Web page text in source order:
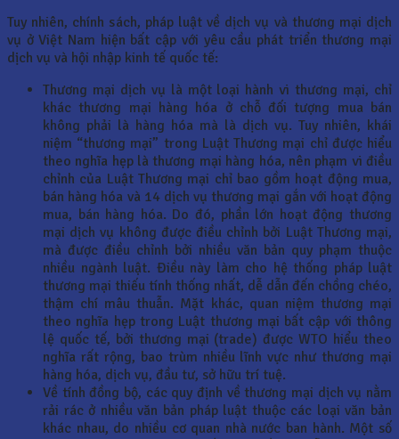
Tuy nhiên, chính sách, pháp luật về dịch vụ và thương mại dịch
vụ ở Việt Nam hiện bất cập với yêu cầu phát triển thương mại
dịch vụ và hội nhập kinh tế quốc tế:
Thương mại dịch vụ là một loại hành vi thương mại, chỉ
khác thương mại hàng hóa ở chỗ đối tượng mua bán
không phải là hàng hóa mà là dịch vụ. Tuy nhiên, khái
niệm “thương mại” trong Luật Thương mại chỉ được hiểu
theo nghĩa hẹp là thương mại hàng hóa, nên phạm vi điều
chỉnh của Luật Thương mại chỉ bao gồm hoạt động mua,
bán hàng hóa và 14 dịch vụ thương mại gắn với hoạt động
mua, bán hàng hóa. Do đó, phần lớn hoạt động thương
mại dịch vụ không được điều chỉnh bởi Luật Thương mại,
mà được điều chỉnh bởi nhiều văn bản quy phạm thuộc
nhiều ngành luật. Điều này làm cho hệ thống pháp luật
thương mại thiếu tính thống nhất, dễ dẫn đến chồng chéo,
thậm chí mâu thuẫn. Mặt khác, quan niệm thương mại
theo nghĩa hẹp trong Luật thương mại bất cập với thông
lệ quốc tế, bởi thương mại (trade) được WTO hiểu theo
nghĩa rất rộng, bao trùm nhiều lĩnh vực như thương mại
hàng hóa, dịch vụ, đầu tư, sở hữu trí tuệ.
Về tính đồng bộ, các quy định về thương mại dịch vụ nằm
rải rác ở nhiều văn bản pháp luật thuộc các loại văn bản
khác nhau, do nhiều cơ quan nhà nước ban hành. Một số